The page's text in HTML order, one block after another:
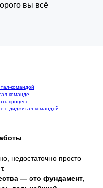
вы всё
командой
команде
процесс
с диджитал-командой
недостаточно просто
— это фундамент,